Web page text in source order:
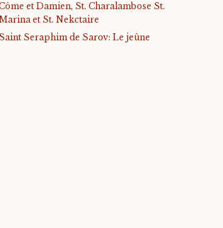
et Damien, St. Charalambose St.
et St. Nekctaire
Saint Seraphim de Sarov: Le jeûne